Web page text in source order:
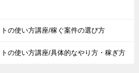
の使い方講座/稼ぐ案件の選び方
の使い方講座/具体的なやり方・稼ぎ方